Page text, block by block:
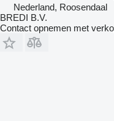
Nederland, Roosendaal
BREDI B.V.
Contact opnemen met